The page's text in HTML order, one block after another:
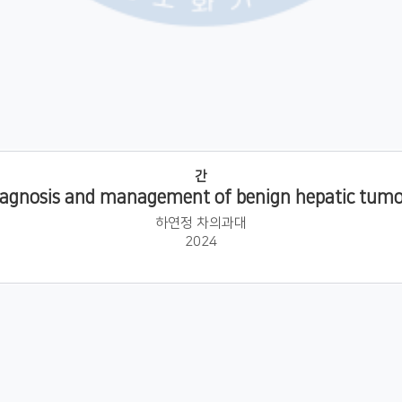
간
and management of benign hepatic
하연정 차의과대
2024